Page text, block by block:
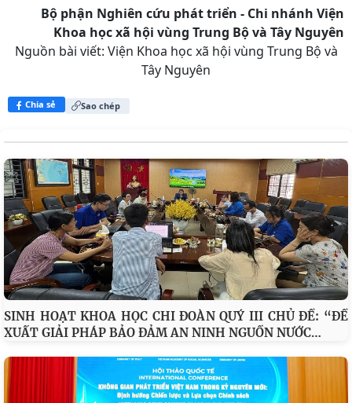
Bộ phận Nghiên cứu phát triển - Chi nhánh Viện
Khoa học xã hội vùng Trung Bộ và Tây Nguyên
Nguồn bài viết: Viện Khoa học xã hội vùng Trung Bộ và
Tây Nguyên
Chia sẻ Sao chép
SINH HOẠT KHOA HỌC CHI ĐOÀN QUÝ III CHỦ ĐỀ: “ĐỀ
XUẤT GIẢI PHÁP BẢO ĐẢM AN NINH NGUỒN NƯỚC…